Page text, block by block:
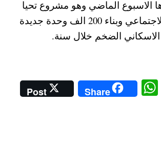
الاسبوع الماضي وهو مشروع تحيا
مصر للاسكان الاجتماعي وبناء 200 الف وحدة جديدة
الضخم خلال سنة.
Pi
W
ha
Share
Post